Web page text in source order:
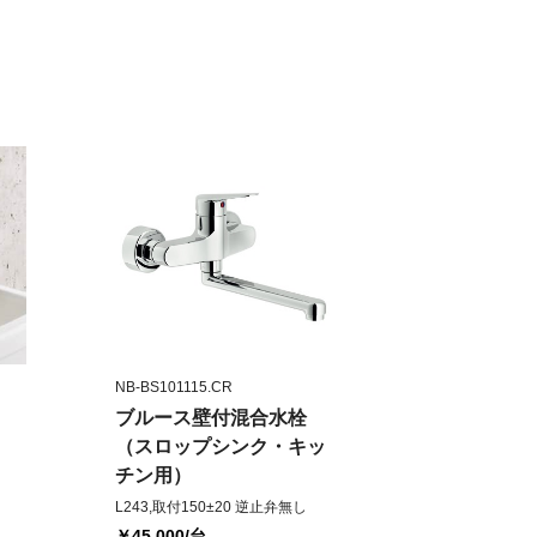
NB-BS101115.CR
ブルース壁付混合水栓
（スロップシンク・キッ
チン用）
L243,取付150±20 逆止弁無し